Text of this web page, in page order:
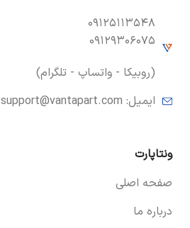
۰۹۱۲۵۱۱۳۵۴۸
۰۹۱۲۹۳۰۶۰۷۵
(روبیکا - واتساپ - تلگرام)
ایمیل: support@vantapart.com
ونتاپارت
صفحه اصلی
درباره ما